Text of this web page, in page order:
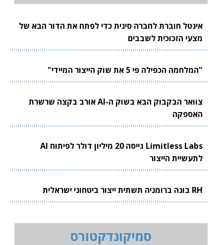
אינטל חוברת לחברה סינית כדי לפתח את הדור הבא של
מצעי הזכוכית לשבבים
"המלחמה הכפילה פי 5 את שוק הייצור המיידי"
צוואר הבקבוק הבא בשוק ה-AI אורב בקצה שרשרת
האספקה
Limitless Labs גייסה 20 מיליון דולר לפיתוח AI
לתעשיית הייצור
RH בונה ברומניה תשתית ייצור ביטחוני ישראלית
סמיקונדקטורס